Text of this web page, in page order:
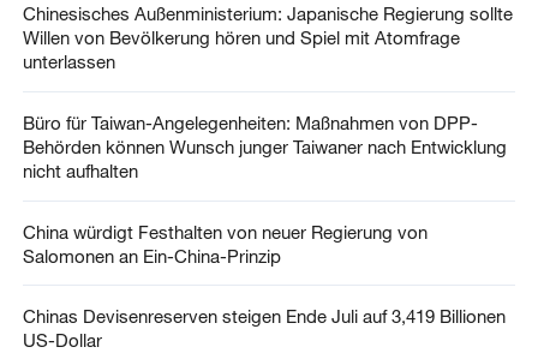
Chinesisches Außenministerium: Japanische Regierung sollte
Willen von Bevölkerung hören und Spiel mit Atomfrage
unterlassen
Büro für Taiwan-Angelegenheiten: Maßnahmen von DPP-
Behörden können Wunsch junger Taiwaner nach Entwicklung
nicht aufhalten
China würdigt Festhalten von neuer Regierung von
Salomonen an Ein-China-Prinzip
Chinas Devisenreserven steigen Ende Juli auf 3,419 Billionen
US-Dollar